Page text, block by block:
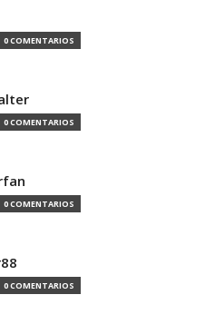
0 COMENTARIOS
0 COMENTARIOS
0 COMENTARIOS
0 COMENTARIOS